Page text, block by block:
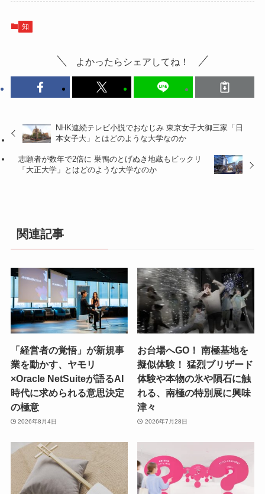
知
よかったらシェアしてね！
NHK連続テレビ小説でおなじみ 東京女子大御三家「日
本女子大」とはどのような大学なのか
志願者が数年で2倍に 巣鴨のとげぬき地蔵もビックリ
「大正大学」とはどのような大学なのか
関連記事
「経営者の覚悟」が新規事
業を動かす、ヤモリ
×Oracle NetSuiteが語るAI
時代に求められる意思決定
の極意
2026年8月4日
お台場へGO！ 南極基地を
擬似体験！ 猛烈ブリザード
体験や本物の氷や隕石に触
れる、南極の特別展に興味
津々
2026年7月28日